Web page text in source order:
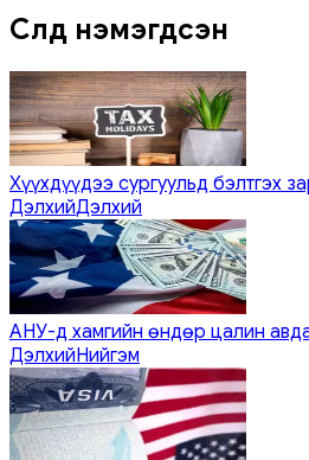
Сүүлд нэмэгдсэн
Хүүхдүүдээ сургуульд бэлтгэх
ДэлхийДэлхий
АНУ-д хамгийн өндөр цалин
ДэлхийНийгэм